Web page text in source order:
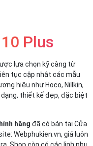
Plus
lựa chọn kỹ càng từ
tục cập nhật các mẫu
hiệu như Hoco, Nillkin,
thiết kế đẹp, đặc biệt
hãng đã có bán tại Cửa
Webphukien.vn, giá luôn